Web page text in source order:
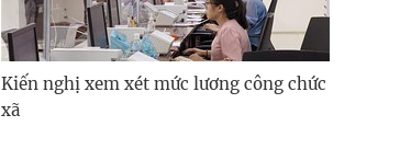
Kiến nghị xem xét mức lương công chức
xã